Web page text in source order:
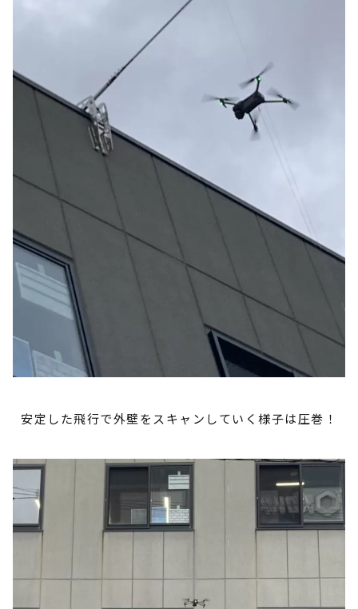
安定した飛行で外壁をスキャンしていく様子は圧巻！